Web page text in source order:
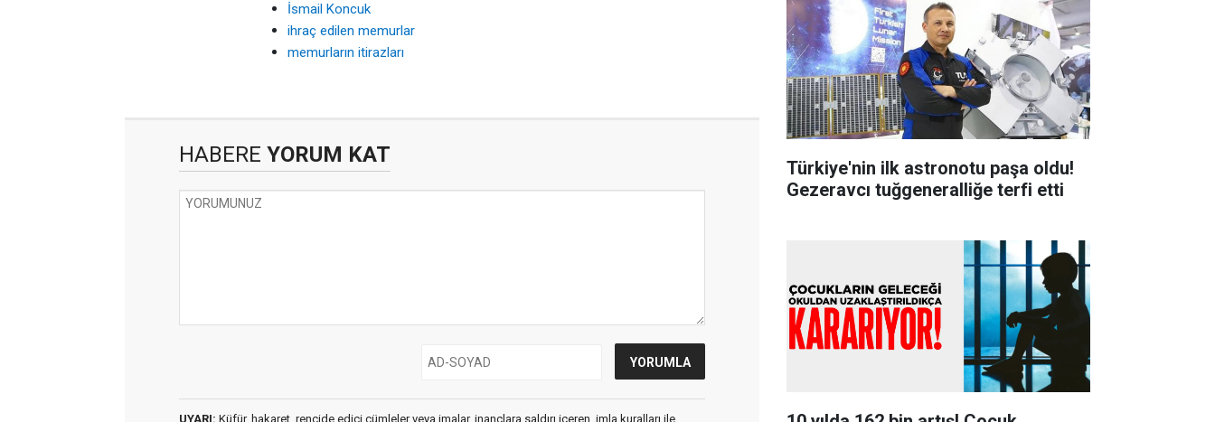
İsmail Koncuk
ihraç edilen memurlar
memurların itirazları
HABERE YORUM KAT
UYARI: Küfür, hakaret, rencide edici cümleler veya imalar, inançlara saldırı içeren, imla kuralları ile
Türkiye'nin ilk astronotu paşa oldu!
Gezeravcı tuğgeneralliğe terfi etti